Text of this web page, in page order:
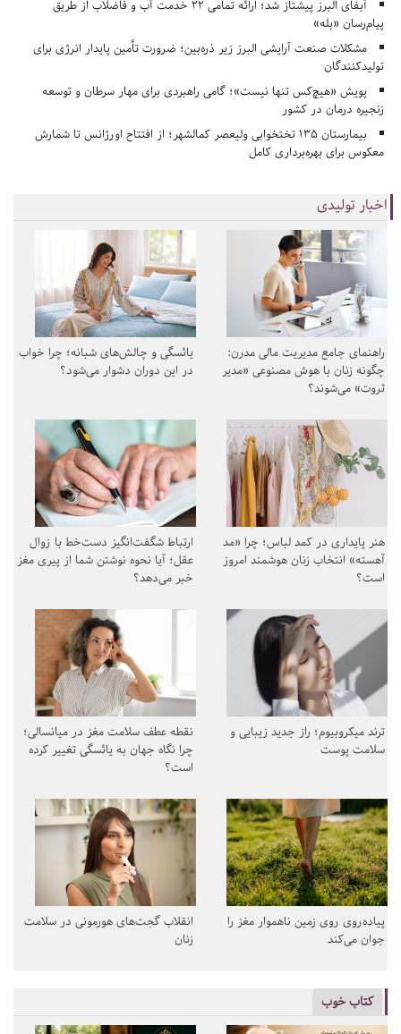
آبفای البرز پیشتاز شد؛ ارائه تمامی ۲۲ خدمت آب و فاضلاب از طریق
پیام‌رسان «بله»
مشکلات صنعت آرایشی البرز زیر ذره‌بین؛ ضرورت تأمین پایدار انرژی برای
تولیدکنندگان
پویش «هیچ‌کس تنها نیست»؛ گامی راهبردی برای مهار سرطان و توسعه
زنجیره درمان در کشور
بیمارستان ۱۳۵ تختخوابی ولیعصر کمالشهر؛ از افتتاح اورژانس تا شمارش
معکوس برای بهره‌برداری کامل
اخبار تولیدی
راهنمای جامع مدیریت مالی مدرن:
چگونه زنان با هوش مصنوعی «مدیر
ثروت» می‌شوند؟
یائسگی و چالش‌های شبانه؛ چرا خواب
در این دوران دشوار می‌شود؟
هنر پایداری در کمد لباس؛ چرا «مد
آهسته» انتخاب زنان هوشمند امروز
است؟
ارتباط شگفت‌انگیز دست‌خط با زوال
عقل؛ آیا نحوه نوشتن شما از پیری مغز
خبر می‌دهد؟
ترند میکروبیوم؛ راز جدید زیبایی و
سلامت پوست
نقطه عطف سلامت مغز در میانسالی؛
چرا نگاه جهان به یائسگی تغییر کرده
است؟
پیاده‌روی روی زمین ناهموار مغز را
جوان می‌کند
انقلاب گجت‌های هورمونی در سلامت
زنان
کتاب خوب